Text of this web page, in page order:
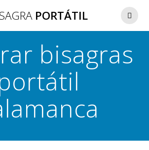
al
PORTÁTIL
bisagras